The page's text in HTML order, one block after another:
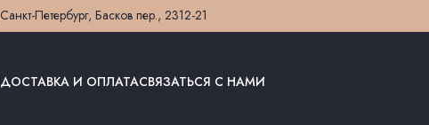
| Санкт-Петербург, Басков пер., 2312-21
ДОСТАВКА И ОПЛАТАСВЯЗАТЬСЯ С НАМИ